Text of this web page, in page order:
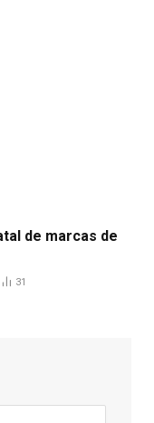
de marcas de
31